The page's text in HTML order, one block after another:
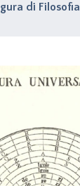
di Filosofia